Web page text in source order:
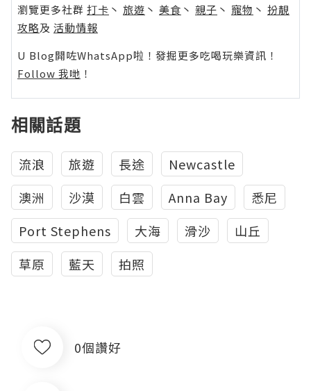
瀏覽更多社群 打卡 丶 旅遊 丶 美食 丶 親子 丶 寵物 丶 扮靚
攻略及 活動情報
U Blog開咗WhatsApp啦！發掘更多吃喝玩樂資訊！
Follow 我哋 ！
相關話題
流浪 旅遊 長途
Newcastle
澳洲
沙漠 白雲 Anna Bay
悉尼
Port Stephens
大海 滑沙
山丘
草原
藍天 拍照
0個讚好